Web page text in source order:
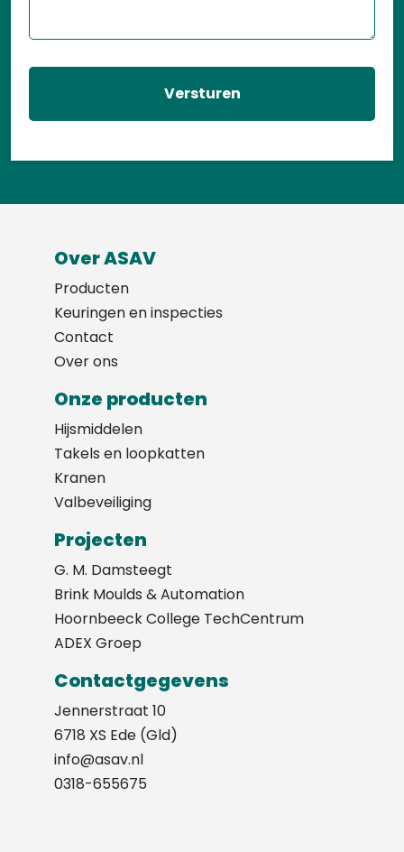
Over ASAV
Producten
Keuringen en inspecties
Contact
Over ons
Onze producten
Hijsmiddelen
Takels en loopkatten
Kranen
Valbeveiliging
Projecten
G. M. Damsteegt
Brink Moulds & Automation
Hoornbeeck College TechCentrum
ADEX Groep
Contactgegevens
Jennerstraat 10
6718 XS Ede (Gld)
info@asav.nl
0318-655675